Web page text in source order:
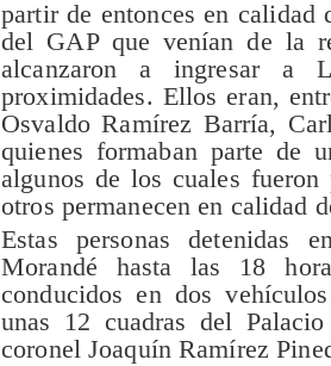
partir de entonces en calidad
del GAP que venían de la
alcanzaron a ingresar a
proximidades. Ellos eran,
Osvaldo Ramírez Barría,
quienes formaban parte de
algunos de los cuales fueron
otros permanecen en calidad
Estas personas detenidas
Morandé hasta las 18
conducidos en dos
unas 12 cuadras del
coronel Joaquín Ramírez